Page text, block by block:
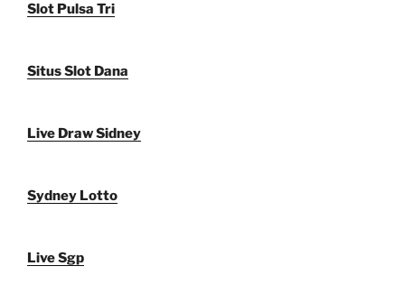
Slot Pulsa Tri
Situs Slot Dana
Live Draw Sidney
Sydney Lotto
Live Sgp